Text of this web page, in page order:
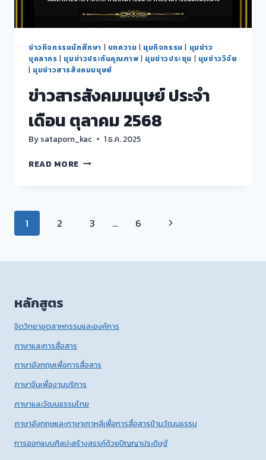
ข่าวกิจกรรมนักศึกษา | บทความ | มุมกิจกรรม | มุมข่าว
บุคลากร | มุมข่าวประกันคุณภาพ | มุมข่าวประชุม | มุมข่าววิจัย
| มุมข่าวสารสังคมมนุษย์
ข่าวสารสังคมมนุษย์ ประจำ
เดือน ตุลาคม 2568
By sataporn_kac 1 ธ.ค. 2025
READ MORE ข่าวสาร
ตุลาคม
Page
1 2 3 … 6
Next
หลักสูตร
จิตวิทยาอุตสาหกรรมและองค์การ
ภาษาและการสื่อสาร
ภาษาอังกฤษเพื่อการสื่อสาร
ภาษาจีนเพื่องานบริการ
ภาษาและวัฒนธรรมไทย
ภาษาอังกฤษและภาษาเกาหลีเพื่อการสื่อสารข้ามวัฒนธรรม
การออกแบบศิลปะสร้างสรรค์ด้วยปัญญาประดิษฐ์